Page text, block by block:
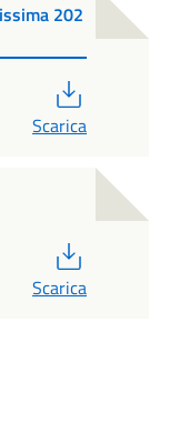
202
Scarica
Scarica